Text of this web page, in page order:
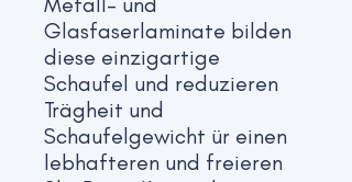
Glasfaserlaminate bilden
diese einzigartige
Schaufel und reduzieren
Trägheit und
Schaufelgewicht ür einen
lebhafteren und freieren